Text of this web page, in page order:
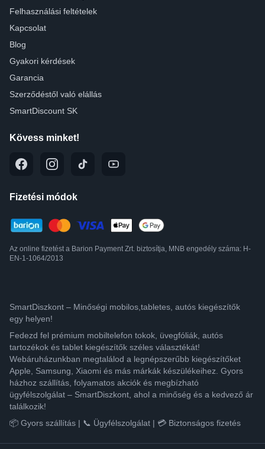
Felhasználási feltételek
Kapcsolat
Blog
Gyakori kérdések
Garancia
Szerződéstől való elállás
SmartDiscount SK
Kövess minket!
Fizetési módok
Az online fizetést a Barion Payment Zrt. biztosítja, MNB engedély száma: H-
EN-1-1064/2013
SmartDiszkont – Minőségi mobilos,tabletes, autós kiegészítők
egy helyen!
Fedezd fel prémium mobiltelefon tokok, üvegfóliák, autós
tartozékok és tablet kiegészítők széles választékát!
Webáruházunkban megtalálod a legnépszerűbb kiegészítőket
Apple, Samsung, Xiaomi és más márkák készülékeihez. Gyors
házhoz szállítás, folyamatos akciók és megbízható
ügyfélszolgálat – SmartDiszkont, ahol a minőség és a kedvező ár
találkozik!
📦 Gyors szállítás | 📞 Ügyfélszolgálat | 💳 Biztonságos fizetés